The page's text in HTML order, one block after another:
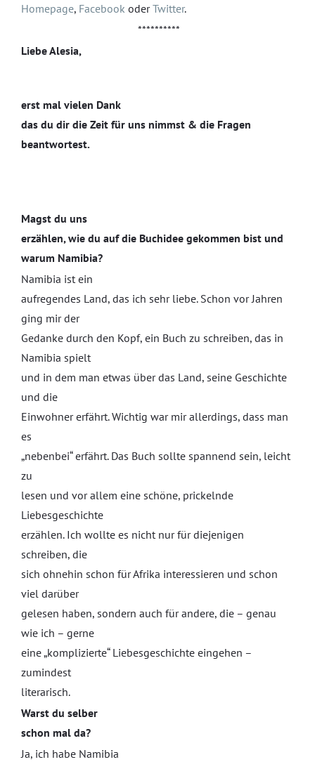
Homepage, Facebook oderTwitter.
**********
Liebe Alesia,
erst mal vielen Dank
das du dir die Zeit für uns nimmst & die Fragen
beantwortest.
Magst du uns
erzählen, wie du auf die Buchidee gekommen bist und
warum Namibia?
Namibia ist ein
aufregendes Land, das ich sehr liebe. Schon vor Jahren
ging mir der
Gedanke durch den Kopf, ein Buch zu schreiben, das in
Namibia spielt
und in dem man etwas über das Land, seine Geschichte
und die
Einwohner erfährt. Wichtig war mir allerdings, dass man
es
„nebenbei“ erfährt. Das Buch sollte spannend sein, leicht
zu
lesen und vor allem eine schöne, prickelnde
Liebesgeschichte
erzählen. Ich wollte es nicht nur für diejenigen
schreiben, die
sich ohnehin schon für Afrika interessieren und schon
viel darüber
gelesen haben, sondern auch für andere, die – genau
wie ich – gerne
eine „komplizierte“ Liebesgeschichte eingehen –
zumindest
literarisch.
Warst du selber
schon mal da?
Ja, ich habe Namibia